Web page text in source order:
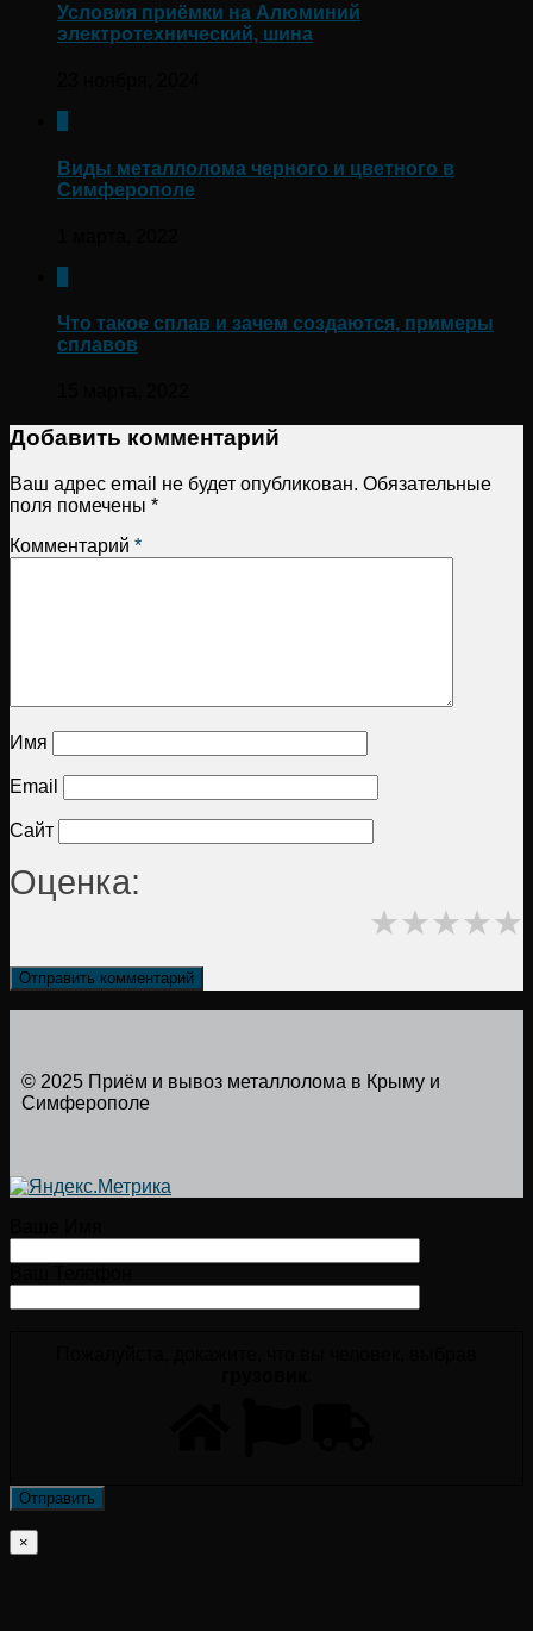
Условия приёмки на Алюминий
электротехнический, шина
Виды металлолома черного и цветного в
Симферополе
Что такое сплав и зачем создаются, примеры
сплавов
Добавить комментарий
Ваш адрес email не будет опубликован. Обязательные
поля помечены *
Комментарий *
Имя
Email
Сайт
Оценка:
★
★
★
★
★
© 2025 Приём и вывоз металлолома в Крыму и
Симферополе
×